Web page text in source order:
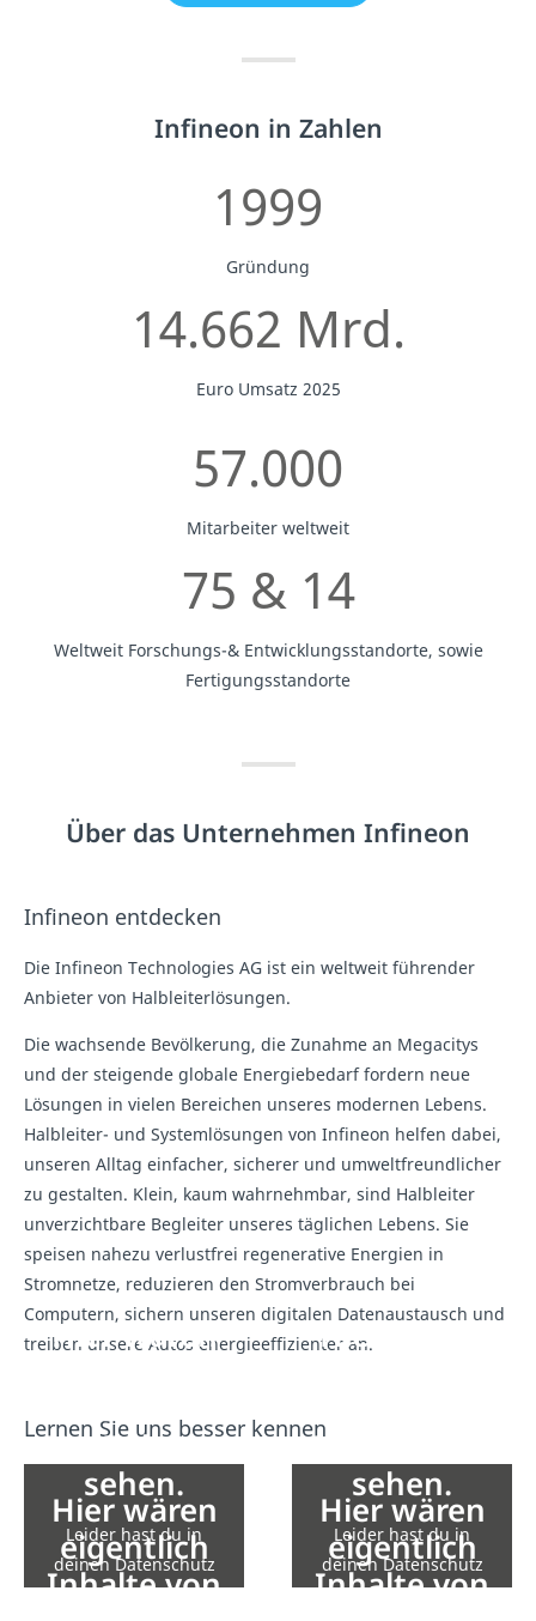
Infineon in Zahlen
1999
Gründung
14.662 Mrd.
Euro Umsatz 2025
57.000
Mitarbeiter weltweit
75 & 14
Weltweit Forschungs-& Entwicklungsstandorte, sowie
Fertigungsstandorte
Über das Unternehmen Infineon
Infineon entdecken
Die Infineon Technologies AG ist ein weltweit führender
Anbieter von Halbleiterlösungen.
Die wachsende Bevölkerung, die Zunahme an Megacitys
und der steigende globale Energiebedarf fordern neue
Lösungen in vielen Bereichen unseres modernen Lebens.
Halbleiter- und Systemlösungen von Infineon helfen dabei,
unseren Alltag einfacher, sicherer und umweltfreundlicher
zu gestalten. Klein, kaum wahrnehmbar, sind Halbleiter
unverzichtbare Begleiter unseres täglichen Lebens. Sie
speisen nahezu verlustfrei regenerative Energien in
Stromnetze, reduzieren den Stromverbrauch bei
Computern, sichern unseren digitalen Datenaustausch und
treiben unsere Autos energieeffizienter an.
Lernen Sie uns besser kennen
Hier wären
Inhalte von
YouTube zu
sehen.
Leider hast du in
deinen Datenschutz
Einstellungen die
Hier wären
YouTube zu
sehen.
Leider hast du in
deinen Datenschutz
Einstellungen die
Hier wären
eigentlich
Inhalte von
Hier wären
eigentlich
Inhalte von